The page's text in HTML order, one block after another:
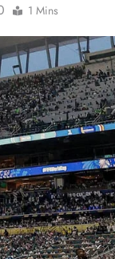
1 Mins